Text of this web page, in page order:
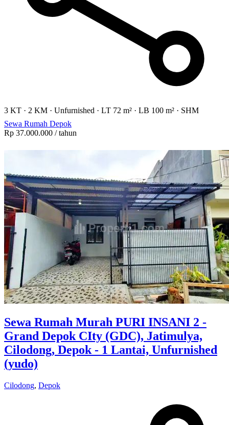
3 KT · 2 KM · Unfurnished · LT 72 m² · LB 100 m² · SHM
Sewa Rumah Depok
Rp 37.000.000 / tahun
Sewa Rumah Murah PURI INSANI 2 -
Grand Depok CIty (GDC), Jatimulya,
Cilodong, Depok - 1 Lantai, Unfurnished
(yudo)
Cilodong, Depok